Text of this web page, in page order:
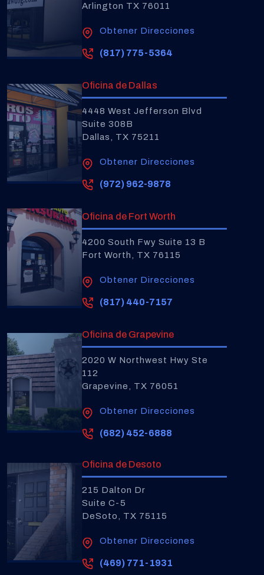
Arlington TX 76011
Obtener Direcciones
(817) 775-5364
Oficina de Dallas
4448 West Jefferson Blvd
Suite 308B
Dallas, TX 75211
Obtener Direcciones
(972) 962-9878
Oficina de Fort Worth
4200 South Fwy Suite 13 B
Fort Worth, TX 76115
Obtener Direcciones
(817) 440-7157
Oficina de Grapevine
2020 W Northwest Hwy Ste
112
Grapevine, TX 76051
Obtener Direcciones
(682) 452-6888
Oficina de Desoto
215 Dalton Dr
Suite C-5
DeSoto, TX 75115
Obtener Direcciones
(469) 771-1931